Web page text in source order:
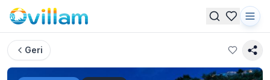
Geri